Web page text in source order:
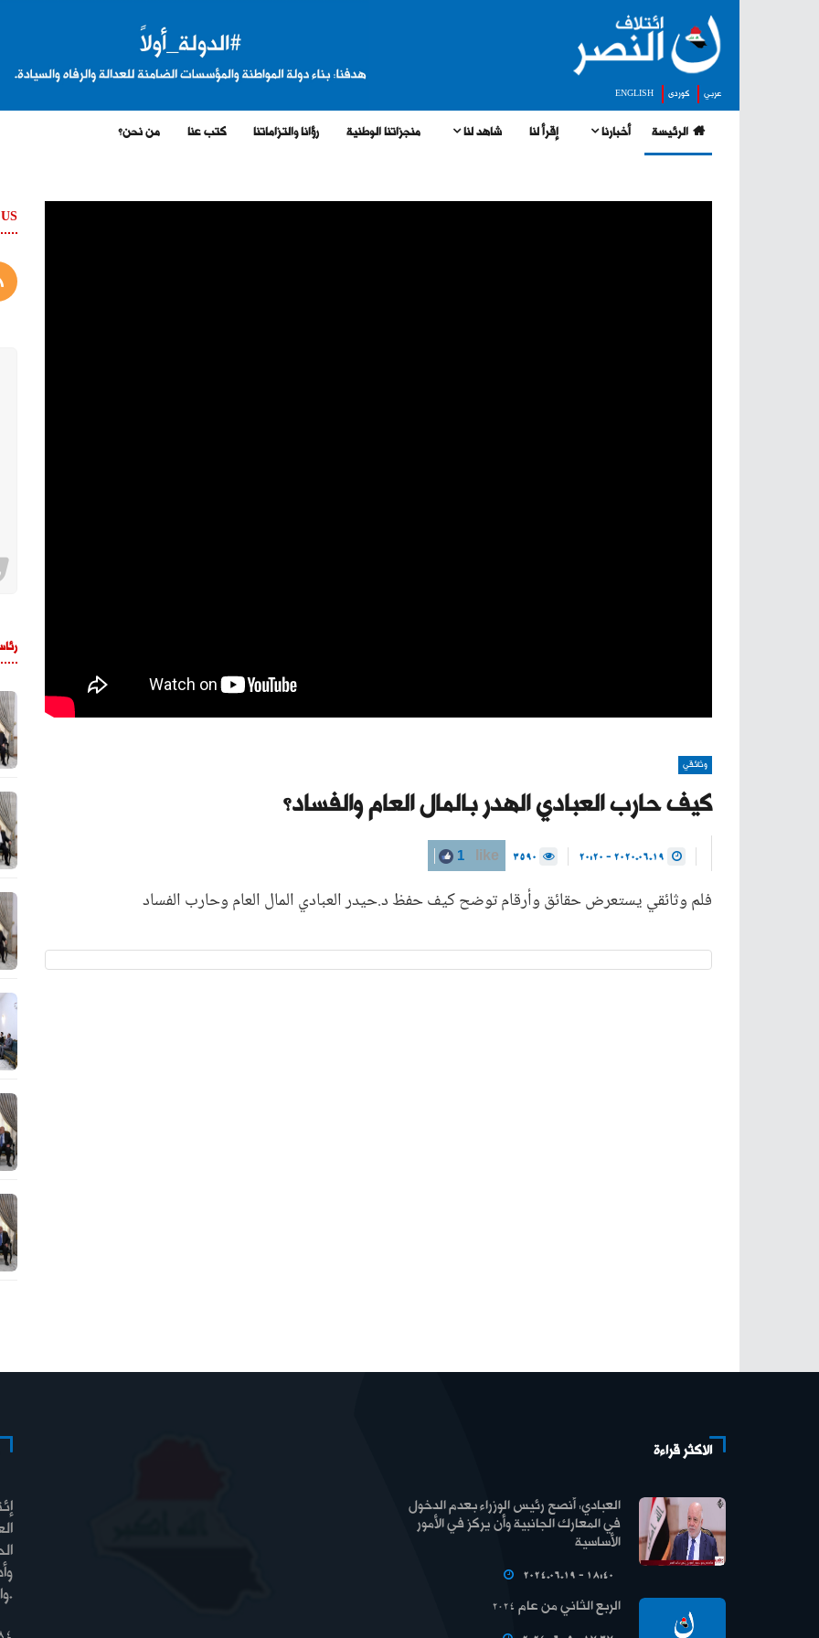
ENGLISH كوردى عربي
الرئيسة أخبارنا إقرأ لنا شاهد لنا منجزاتنا الوطنية رؤانا والتزاماتنا كتب عنا من نحن؟
وثائقي
كيف حارب العبادي الهدر بالمال العام والفساد؟
like
1
فلم وثائقي يستعرض حقائق وأرقام توضح كيف حفظ د.حيدر العبادي المال العام وحارب الفساد
والسيادة والرفاه.
الاكثر قراءة
العبادي: أنصح رئيس الوزراء بعدم الدخول
في المعارك الجانبية وأن يركز في الأمور
الأساسية
2024.06.19 - 18:40
الربع الثاني من عام 2024